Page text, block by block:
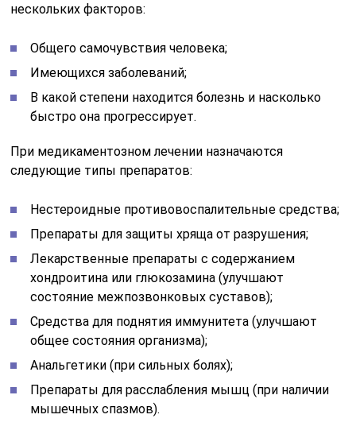
нескольких факторов:
Общего самочувствия человека;
Имеющихся заболеваний;
В какой степени находится болезнь и насколько
быстро она прогрессирует.
При медикаментозном лечении назначаются
следующие типы препаратов:
Нестероидные противовоспалительные средства;
Препараты для защиты хряща от разрушения;
Лекарственные препараты с содержанием
хондроитина или глюкозамина (улучшают
состояние межпозвонковых суставов);
Средства для поднятия иммунитета (улучшают
общее состояния организма);
Анальгетики (при сильных болях);
Препараты для расслабления мышц (при наличии
мышечных спазмов).